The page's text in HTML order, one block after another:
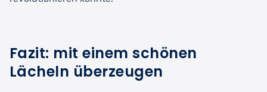
Fazit: mit einem schönen
Lächeln überzeugen